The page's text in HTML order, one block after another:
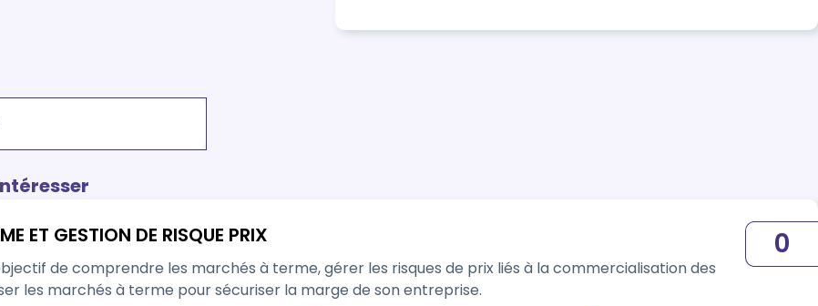
ET GESTION DE RISQUE PRIX
les marchés à terme, gérer les risques de prix liés à la commercialisation des
grains et savoir utiliser les marchés à terme pour sécuriser la marge de son entreprise.
0